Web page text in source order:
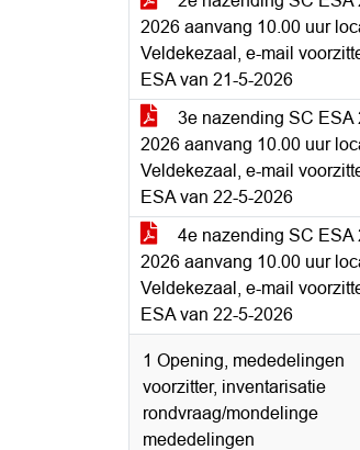
2026 aanvang 10.00 uur
Veldekezaal, e-mail
ESA van 21-5-2026
3e nazending SC ESA
2026 aanvang 10.00 uur
Veldekezaal, e-mail
ESA van 22-5-2026
4e nazending SC ESA
2026 aanvang 10.00 uur
Veldekezaal, e-mail
ESA van 22-5-2026
1 Opening, mededelingen
voorzitter, inventarisatie
rondvraag/mondelinge
mededelingen